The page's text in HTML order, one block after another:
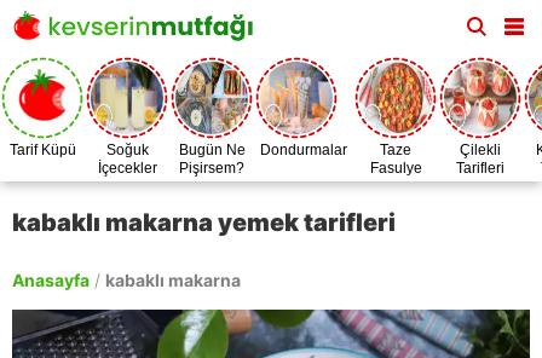
Tarif Küpü
Soğuk
İçecekler
Bugün Ne
Pişirsem?
Dondurmalar
Taze
Fasulye
Zamanı
Çilekli
Tarifleri
kabaklı makarna yemek tarifleri
Anasayfa / kabaklı makarna